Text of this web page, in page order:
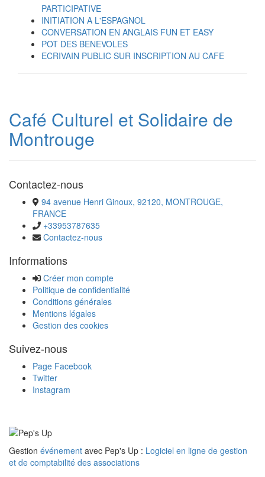
PARTICIPATIVE
INITIATION A L'ESPAGNOL
CONVERSATION EN ANGLAIS FUN ET EASY
POT DES BENEVOLES
ECRIVAIN PUBLIC SUR INSCRIPTION AU CAFE
Café Culturel et Solidaire de
Montrouge
Contactez-nous
94 avenue Henri Ginoux, 92120, MONTROUGE,
FRANCE
+33953787635
Contactez-nous
Informations
Créer mon compte
Politique de confidentialité
Conditions générales
Mentions légales
Gestion des cookies
Suivez-nous
Page Facebook
Twitter
Instagram
Gestion événement avec Pep's Up : Logiciel en ligne de gestion
et de comptabilité des associations